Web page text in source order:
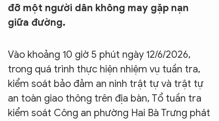
đỡ một người dân không may gặp nạn
giữa đường.
Vào khoảng 10 giờ 5 phút ngày 12/6/2026,
trong quá trình thực hiện nhiệm vụ tuần tra,
kiểm soát bảo đảm an ninh trật tự và trật tự
an toàn giao thông trên địa bàn, Tổ tuần tra
kiểm soát Công an phường Hai Bà Trưng phát